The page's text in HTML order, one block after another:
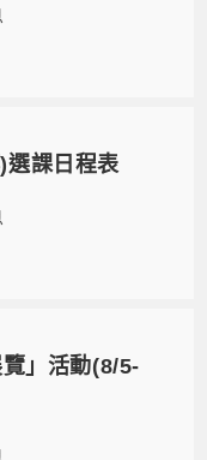
選課日程表
」活動(8/5-